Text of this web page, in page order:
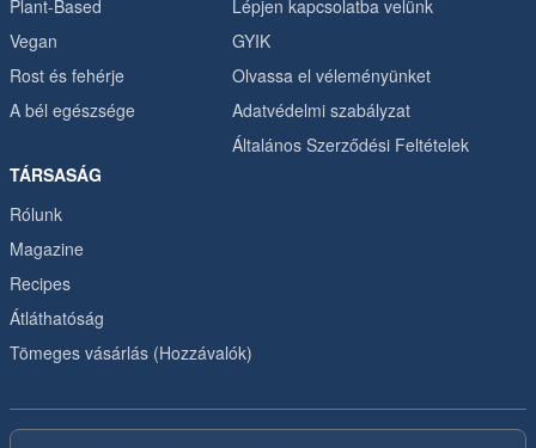
Plant-Based
Vegan
Rost és fehérje
A bél egészsége
Lépjen kapcsolatba velünk
GYIK
Olvassa el véleményünket
Adatvédelmi szabályzat
Általános Szerződési Feltételek
TÁRSASÁG
Rólunk
Magazine
Recipes
Átláthatóság
Tömeges vásárlás (Hozzávalók)